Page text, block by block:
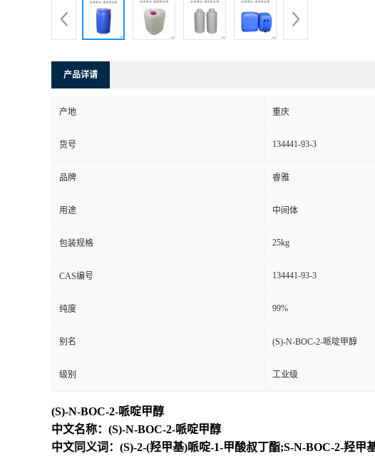
产品详请
产地 重庆
货号 134441-93-3
品牌 睿雅
用途 中间体
包装规格 25kg
CAS编号 134441-93-3
纯度 99%
别名 (S)-N-BOC-2-哌啶甲醇
级别 工业级
(S)-N-BOC-2-哌啶甲醇
中文名称：(S)-N-BOC-2-哌啶甲醇
中文同义词：(S)-2-(羟甲基)哌啶-1-甲酸叔丁酯;S-N-BOC-2-羟